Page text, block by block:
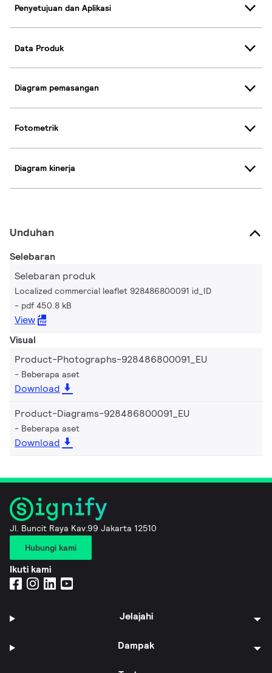
Penyetujuan dan Aplikasi
Data Produk
Diagram pemasangan
Fotometrik
Diagram kinerja
Unduhan
Selebaran
Selebaran produk
Localized commercial leaflet 928486800091 id_ID
pdf 450.8 kB
View
Visual
Product-Photographs-928486800091_EU
Beberapa aset
Download
Product-Diagrams-928486800091_EU
Beberapa aset
Download
Jl. Buncit Raya Kav.99 Jakarta 12510
Hubungi kami
Ikuti kami
Jelajahi
Dampak